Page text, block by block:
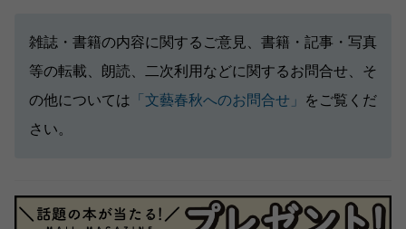
雑誌・書籍の内容に関するご意見、書籍・記事・写真
等の転載、朗読、二次利用などに関するお問合せ、そ
の他については 「文藝春秋へのお問合せ」
をご覧くだ
さい。